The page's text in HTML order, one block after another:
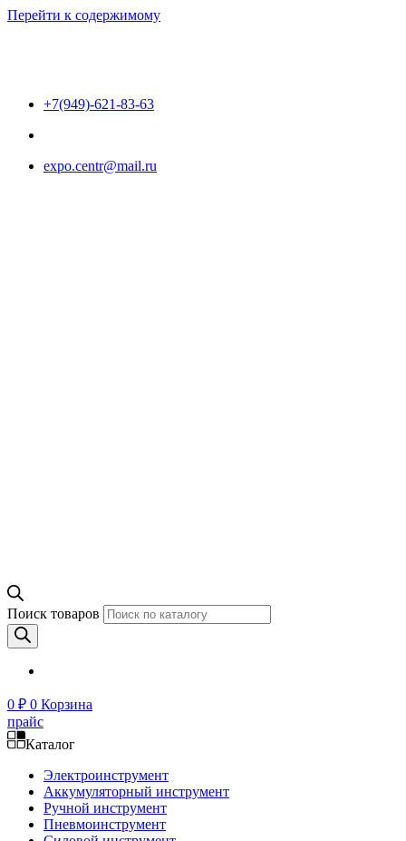
Перейти к содержимому
+7(949)-621-83-63
expo.centr@mail.ru
Поиск товаров
0 ₽ 0 Корзина
прайс
Каталог
Электроинструмент
Аккумуляторный инструмент
Ручной инструмент
Пневмоинструмент